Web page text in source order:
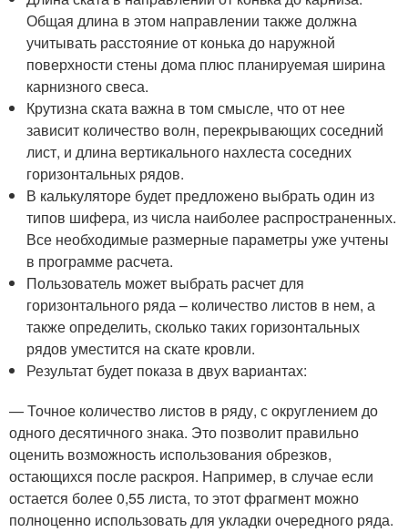
Общая длина в этом направлении также должна
учитывать расстояние от конька до наружной
поверхности стены дома плюс планируемая ширина
карнизного свеса.
Крутизна ската важна в том смысле, что от нее
зависит количество волн, перекрывающих соседний
лист, и длина вертикального нахлеста соседних
горизонтальных рядов.
В калькуляторе будет предложено выбрать один из
типов шифера, из числа наиболее распространенных.
Все необходимые размерные параметры уже учтены
в программе расчета.
Пользователь может выбрать расчет для
горизонтального ряда – количество листов в нем, а
также определить, сколько таких горизонтальных
рядов уместится на скате кровли.
Результат будет показа в двух вариантах:
— Точное количество листов в ряду, с округлением до
одного десятичного знака. Это позволит правильно
оценить возможность использования обрезков,
остающихся после раскроя. Например, в случае если
остается более 0,55 листа, то этот фрагмент можно
полноценно использовать для укладки очередного ряда.